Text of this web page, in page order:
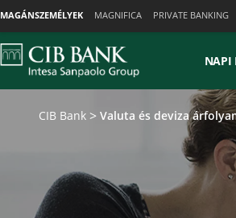
Skiplinks
MAGÁNSZEMÉLYEK MAGNIFICA PRIVATE BANKING
NAPI
CIB Bank Valuta és deviza